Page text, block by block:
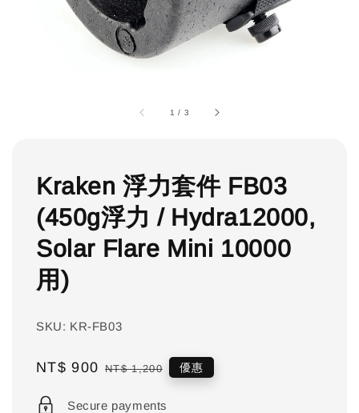
1 / 3
Kraken 浮力套件 FB03
(450g浮力 / Hydra12000,
Solar Flare Mini 10000
用)
SKU: KR-FB03
Sale
NT$ 900 Regular
NT$ 1,200 優惠
Secure payments